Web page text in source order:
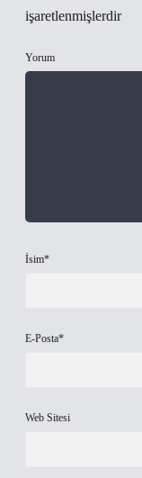
işaretlenmişlerdir
Yorum
İsim*
E-Posta*
Web Sitesi